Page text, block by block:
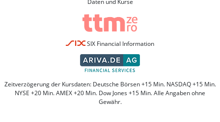
Daten und Kurse
SIX Financial Information
Zeitverzögerung der Kursdaten: Deutsche Börsen +15 Min. NASDAQ +15 Min.
NYSE +20 Min. AMEX +20 Min. Dow Jones +15 Min. Alle Angaben ohne
Gewähr.